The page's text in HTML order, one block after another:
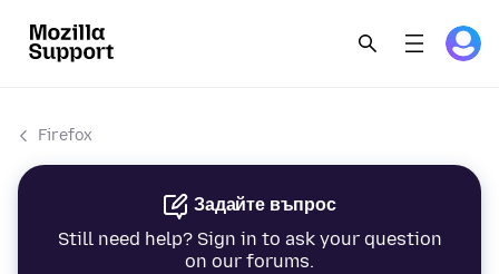
Firefox
Задайте въпрос
Still need help? Sign in to ask your question
on our forums.